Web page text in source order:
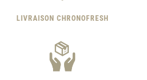
LIVRAISON CHRONOFRESH